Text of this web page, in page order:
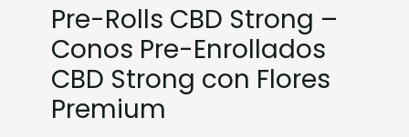
Pre-Rolls CBD Strong –
Conos Pre-Enrollados
CBD Strong con Flores
Premium